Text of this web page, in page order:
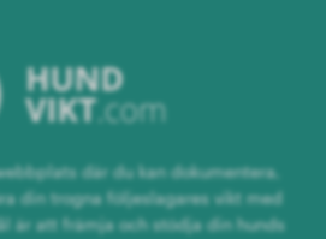
där du kan dokumentera,
din trogna följeslagares vikt med
är att främja och stödja din hunds